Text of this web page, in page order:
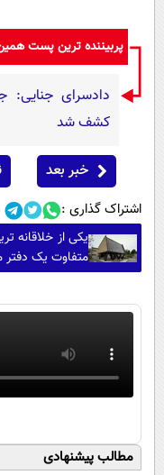
پربیننده ترین پست
دادسرای جنایی:
کشف شد
خبر بعد
اشتراک گذاری :
یکی از خلاقانه
متفاوت یک
مطالب پیشنهادی